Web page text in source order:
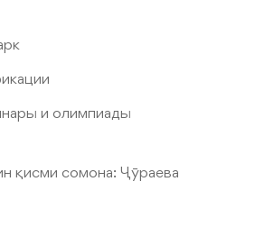
и олимпиады
қисми сомона: Ҷӯраева